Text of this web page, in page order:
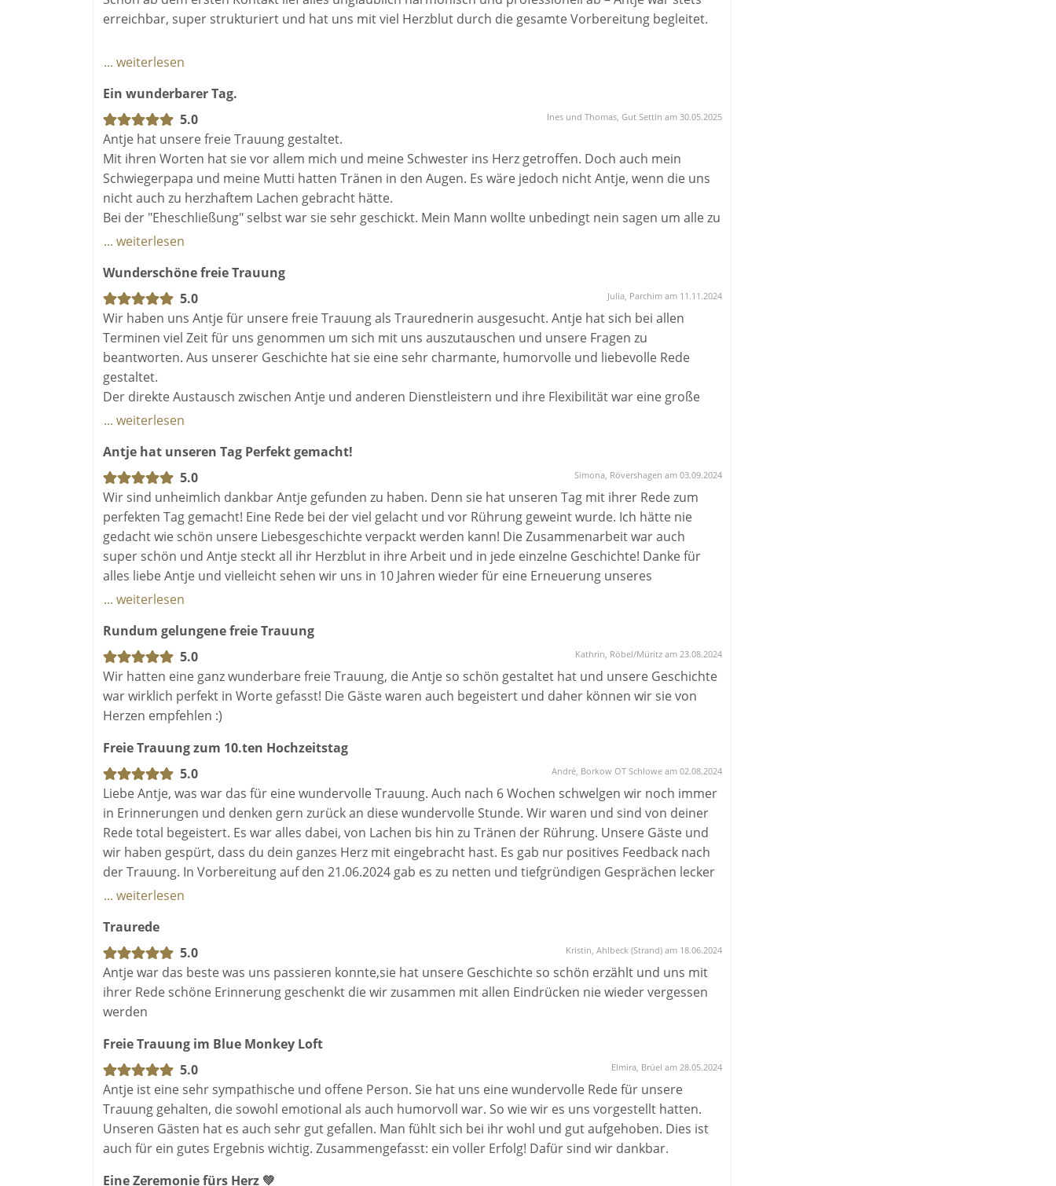
erreichbar, super strukturiert und hat uns mit viel Herzblut durch die gesamte Vorbereitung begleitet.
Beim persönlichen Kennenlerngespräch war sofort eine vertraute Atmosphäre da – es fühlte sich an, als
Die freie Trauung selbst war einfach unbeschreiblich schön. Antje hat eine emotionale, liebevolle und
gleichzeitig humorvolle Rede gehalten, die uns tief berührt hat – auch unsere Gäste waren restlos
begeistert! Besonders beeindruckt hat uns, wie sensibel und charmant sie auch sensible Themen
unseres Lebens in die Zeremonie eingebunden hat.
Liebe Antje, danke für diesen besonderen Moment – wir hätten es uns nicht schöner wünschen können!
... weiterlesen
Ein wunderbarer Tag.
5.0
Ines und Thomas, Gut Settin am 30.05.2025
Antje hat unsere freie Trauung gestaltet.
Mit ihren Worten hat sie vor allem mich und meine Schwester ins Herz getroffen. Doch auch mein
Schwiegerpapa und meine Mutti hatten Tränen in den Augen. Es wäre jedoch nicht Antje, wenn die uns
nicht auch zu herzhaftem Lachen gebracht hätte.
Bei der "Eheschließung" selbst war sie sehr geschickt. Mein Mann wollte unbedingt nein sagen um alle zu
schocken, er konnte nicht 😁.
Vielen Dank dafür.
... weiterlesen
Wunderschöne freie Trauung
5.0
Julia, Parchim am 11.11.2024
Wir haben uns Antje für unsere freie Trauung als Traurednerin ausgesucht. Antje hat sich bei allen
Terminen viel Zeit für uns genommen um sich mit uns auszutauschen und unsere Fragen zu
beantworten. Aus unserer Geschichte hat sie eine sehr charmante, humorvolle und liebevolle Rede
gestaltet.
Der direkte Austausch zwischen Antje und anderen Dienstleistern und ihre Flexibilität war eine große
Erleichterung für uns, da wir mit Baby geheiratet haben.
... weiterlesen
Antje hat unseren Tag Perfekt gemacht!
5.0
Simona, Rövershagen am 03.09.2024
Wir sind unheimlich dankbar Antje gefunden zu haben. Denn sie hat unseren Tag mit ihrer Rede zum
perfekten Tag gemacht! Eine Rede bei der viel gelacht und vor Rührung geweint wurde. Ich hätte nie
gedacht wie schön unsere Liebesgeschichte verpackt werden kann! Die Zusammenarbeit war auch
super schön und Antje steckt all ihr Herzblut in ihre Arbeit und in jede einzelne Geschichte! Danke für
alles liebe Antje und vielleicht sehen wir uns in 10 Jahren wieder für eine Erneuerung unseres
Eheversprechens denn wir sind einfach nur begeistert so wie auch all unsere Gäste es waren!
... weiterlesen
Rundum gelungene freie Trauung
5.0
Kathrin, Röbel/Müritz am 23.08.2024
Wir hatten eine ganz wunderbare freie Trauung, die Antje so schön gestaltet hat und unsere Geschichte
war wirklich perfekt in Worte gefasst! Die Gäste waren auch begeistert und daher können wir sie von
Herzen empfehlen :)
Freie Trauung zum 10.ten Hochzeitstag
5.0
André, Borkow OT Schlowe am 02.08.2024
Liebe Antje, was war das für eine wundervolle Trauung. Auch nach 6 Wochen schwelgen wir noch immer
in Erinnerungen und denken gern zurück an diese wundervolle Stunde. Wir waren und sind von deiner
Rede total begeistert. Es war alles dabei, von Lachen bis hin zu Tränen der Rührung. Unsere Gäste und
wir haben gespürt, dass du dein ganzes Herz mit eingebracht hast. Es gab nur positives Feedback nach
der Trauung. In Vorbereitung auf den 21.06.2024 gab es zu netten und tiefgründigen Gesprächen lecker
Kuchen und Tee/Kaffee. Wir danken dir, denn mit deiner Rede hast du unsere Freie Trauung zum 10.
Wir können Antje zu 110% weiterempfehlen! Danke dir!
Christin & André Lüth
... weiterlesen
Traurede
5.0
Kristin, Ahlbeck (Strand) am 18.06.2024
Antje war das beste was uns passieren konnte,sie hat unsere Geschichte so schön erzählt und uns mit
ihrer Rede schöne Erinnerung geschenkt die wir zusammen mit allen Eindrücken nie wieder vergessen
werden
Freie Trauung im Blue Monkey Loft
5.0
Elmira, Brüel am 28.05.2024
Antje ist eine sehr sympathische und offene Person. Sie hat uns eine wundervolle Rede für unsere
Trauung gehalten, die sowohl emotional als auch humorvoll war. So wie wir es uns vorgestellt hatten.
Unseren Gästen hat es auch sehr gut gefallen. Man fühlt sich bei ihr wohl und gut aufgehoben. Dies ist
auch für ein gutes Ergebnis wichtig. Zusammengefasst: ein voller Erfolg! Dafür sind wir dankbar.
Eine Zeremonie fürs Herz 💚